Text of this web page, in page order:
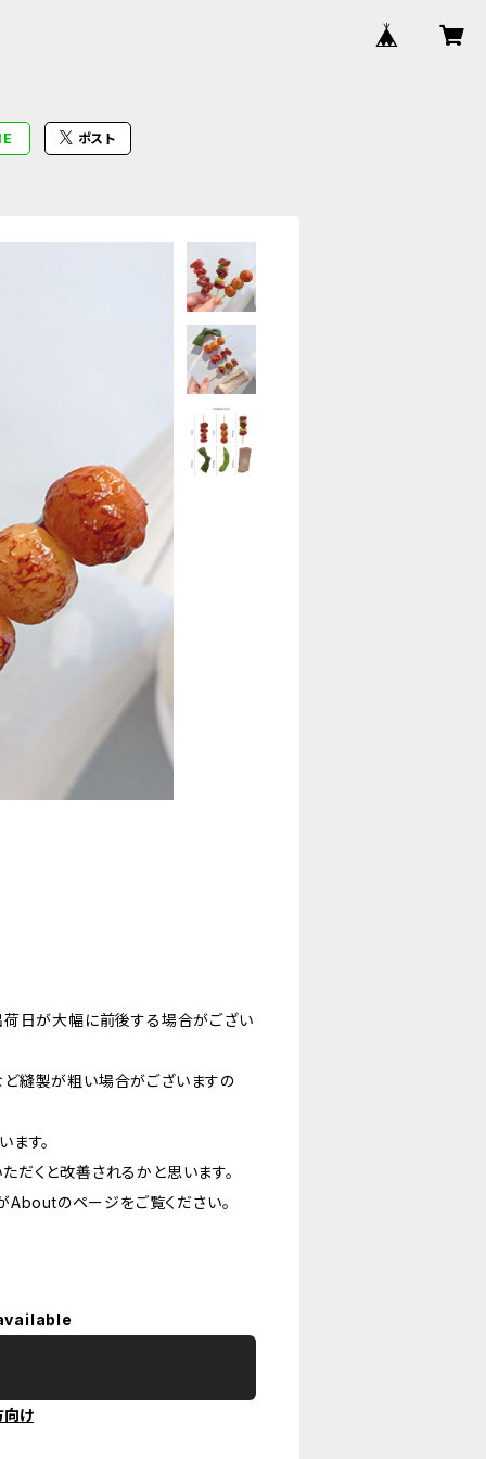
ポスト
荷日が大幅に前後する場合がござい
縫製が粗い場合がございますの
す。
くと改善されるかと思います。
のページをご覧ください。
向け